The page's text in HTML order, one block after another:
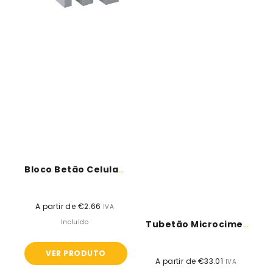
Bloco Betão Celular Siporex 550kg/m3
Preço
normal
A partir de €2.66 IVA
Incluido
VER PRODUTO
Tubetão Microcimento Fino - Topeca
Preço
A partir de €33.01 IVA